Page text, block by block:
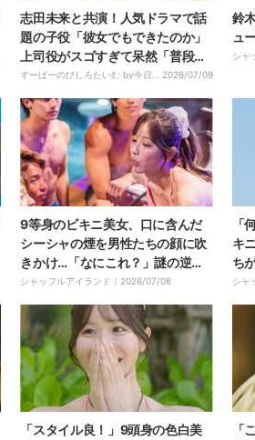
志田未来と共演！人気ドラマで話
題の子役「彼女でもできたのか」
上司役がスゴすぎて呆然「普段言
ってないことも言ってみろ」
すーぱーのびしろたいむ by今日、
2026/07/09
鈴
ュ
シャ
9等身のビキニ美女、口に含んだ
シーシャの煙を男性たちの顔に吹
きかけ…「なにこれ？」謎の逆ハ
ーレムにスタジオ大爆笑
シャッフルアイランド｜ 2026/07/08
「
キ
ち
タ
シャ
「スタイル良！」9頭身の色白美
「